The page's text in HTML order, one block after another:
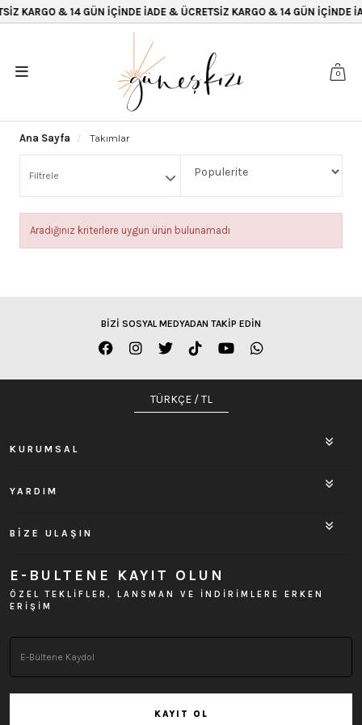
KARGO & 14 GÜN İÇİNDE İADE & ÜCRETSİZ KARGO & 14 GÜN İÇİNDE
0
Ana Sayfa Takımlar
Filtrele
Aradığınız kriterlere uygun ürün bulunamadı
BİZİ SOSYAL MEDYADAN TAKİP EDİN
TÜRKÇE / TL
KURUMSAL
YARDIM
BİZE ULAŞIN
E-BULTENE KAYIT OLUN
ÖZEL TEKLİFLER, LANSMAN VE İNDİRİMLERE ERKEN
ERİŞİM
KAYIT OL